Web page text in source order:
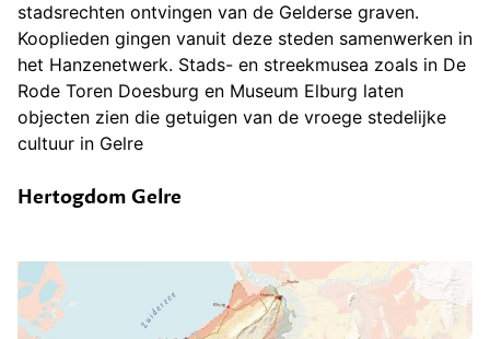
stadsrechten ontvingen van de Gelderse graven.
Kooplieden gingen vanuit deze steden samenwerken in
het Hanzenetwerk. Stads- en streekmusea zoals in De
Rode Toren Doesburg en Museum Elburg laten
objecten zien die getuigen van de vroege stedelijke
cultuur in Gelre
Hertogdom Gelre